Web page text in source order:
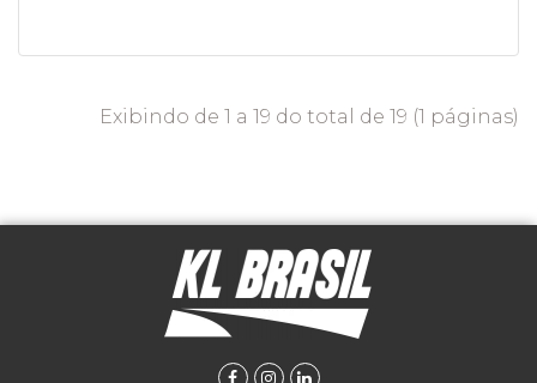
Exibindo de 1 a 19 do total de 19 (1 páginas)